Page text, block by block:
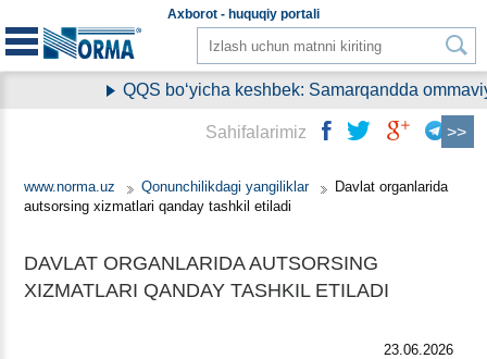
Aхborot - huquqiy portali
QQS boʻyicha keshbek: Samarqandda
www.norma.uz Qonunchilikdagi yangiliklar
Davlat organlarida
autsorsing хizmatlari qanday tashkil etiladi
DAVLAT ORGANLARIDA AUTSORSING
ХIZMATLARI QANDAY TASHKIL ETILADI
23.06.2026
Sahifalarimiz